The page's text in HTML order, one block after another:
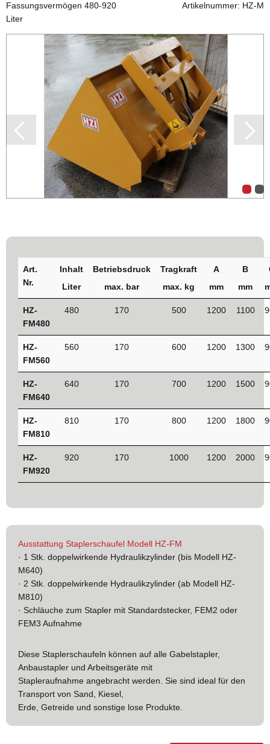
Fassungsvermögen 480-920
Liter
Artikelnummer: HZ-M
Art.
Nr.
Inhalt
Liter
Betriebsdruck
max. bar
Tragkraft
max. kg
A
mm
B
mm
HZ-
FM480
480 170 500 1200 1100
HZ-
FM560
560 170 600 1200 1300
HZ-
FM640
640 170 700 1200 1500
HZ-
FM810
810 170 800 1200 1800
HZ-
FM920
920 170 1000 1200 2000
Ausstattung Staplerschaufel Modell HZ-FM
· 1 Stk. doppelwirkende Hydraulikzylinder (bis Modell HZ-
M640)
· 2 Stk. doppelwirkende Hydraulikzylinder (ab Modell HZ-
M810)
· Schläuche zum Stapler mit Standardstecker, FEM2 oder
FEM3 Aufnahme
Diese Staplerschaufeln können auf alle Gabelstapler,
Anbaustapler und Arbeitsgeräte mit
Stapleraufnahme angebracht werden. Sie sind ideal für den
Transport von Sand, Kiesel,
Erde, Getreide und sonstige lose Produkte.